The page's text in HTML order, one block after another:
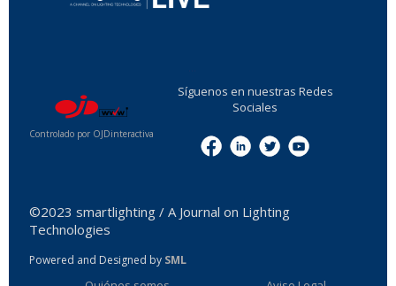
Controlado por OJDinteractiva
Síguenos en nuestras Redes
Sociales
©2023 smartlighting / A Journal on Lighting
Technologies
Powered and Designed by SML